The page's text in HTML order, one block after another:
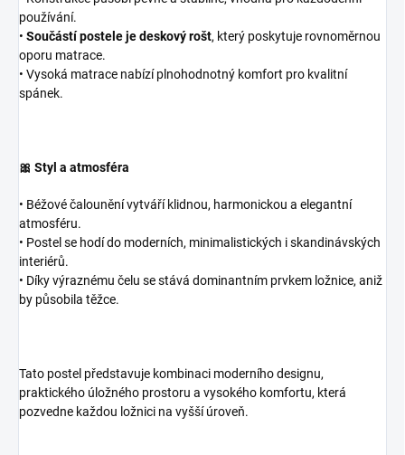
používání.
• Součástí postele je deskový rošt, který poskytuje rovnoměrnou
oporu matrace.
• Vysoká matrace nabízí plnohodnotný komfort pro kvalitní
spánek.
🎀 Styl a atmosféra
• Béžové čalounění vytváří klidnou, harmonickou a elegantní
atmosféru.
• Postel se hodí do moderních, minimalistických i skandinávských
interiérů.
• Díky výraznému čelu se stává dominantním prvkem ložnice, aniž
by působila těžce.
Tato postel představuje kombinaci moderního designu,
praktického úložného prostoru a vysokého komfortu, která
pozvedne každou ložnici na vyšší úroveň.